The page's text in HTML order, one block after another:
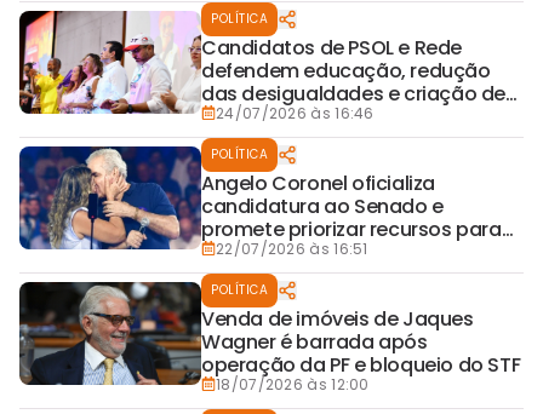
POLÍTICA
Candidatos de PSOL e Rede
defendem educação, redução
das desigualdades e criação de
salário mínimo baiano
24/07/2026 às 16:46
POLÍTICA
Angelo Coronel oficializa
candidatura ao Senado e
promete priorizar recursos para
ampliar UTIs na Bahia
22/07/2026 às 16:51
POLÍTICA
Venda de imóveis de Jaques
Wagner é barrada após
operação da PF e bloqueio do STF
18/07/2026 às 12:00